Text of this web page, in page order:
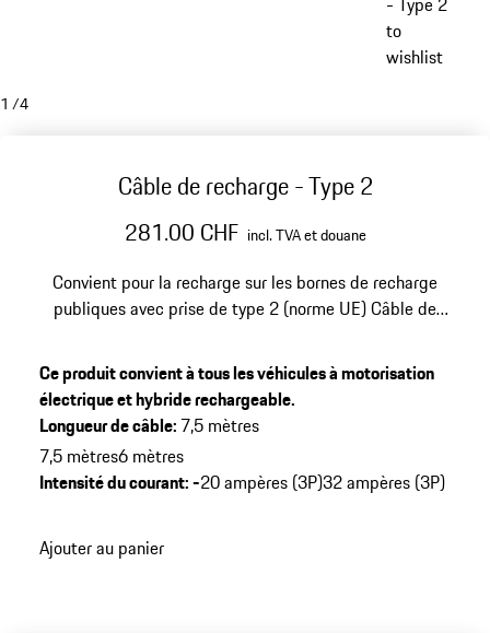
to
wishlist
1 /4
Câble de recharge - Type 2
281.00 CHF incl. TVA et douane
Convient pour la recharge sur les bornes de recharge
publiques avec prise de type 2 (norme UE)Câble de
jusqu'à 20 A (triphasé), puissance jusqu'à 11 kW
Livré
avec un sac de transport doté d’un système de fixation
pour le coffre et avec des gants
Ce produit convient à tous les véhicules à motorisation
électrique et hybride rechargeable.
Longueur de câble: 7,5 mètres
7,5 mètres6 mètres
Intensité du courant:-20 ampères (3P)32 ampères (3P)
Ajouter au panier